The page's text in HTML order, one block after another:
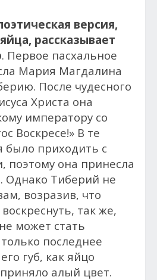
версия,
рассказывает
. Первое пасхальное
Мария Магдалина
После чудесного
Христа она
императору со
Воскресе!» В те
было приходить с
поэтому она принесла
Однако Тиберий не
возразив, что
так же,
может стать
последнее
губ, как яйцо
алый цвет.